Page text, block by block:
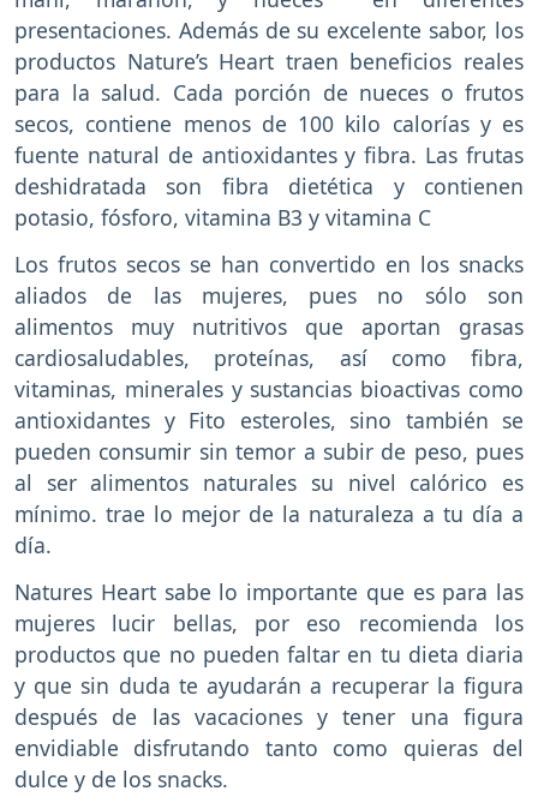
presentaciones. Además de su excelente sabor, los
productos Nature’s Heart traen beneficios reales
para la salud. Cada porción de nueces o frutos
secos, contiene menos de 100 kilo calorías y es
fuente natural de antioxidantes y fibra. Las frutas
deshidratada son fibra dietética y contienen
potasio, fósforo, vitamina B3 y vitamina C
Los frutos secos se han convertido en los snacks
aliados de las mujeres, pues no sólo son
alimentos muy nutritivos que aportan grasas
cardiosaludables, proteínas, así como fibra,
vitaminas, minerales y sustancias bioactivas como
antioxidantes y Fito esteroles, sino también se
pueden consumir sin temor a subir de peso, pues
al ser alimentos naturales su nivel calórico es
mínimo. trae lo mejor de la naturaleza a tu día a
día.
Natures Heart sabe lo importante que es para las
mujeres lucir bellas, por eso recomienda los
productos que no pueden faltar en tu dieta diaria
y que sin duda te ayudarán a recuperar la figura
después de las vacaciones y tener una figura
envidiable disfrutando tanto como quieras del
dulce y de los snacks.